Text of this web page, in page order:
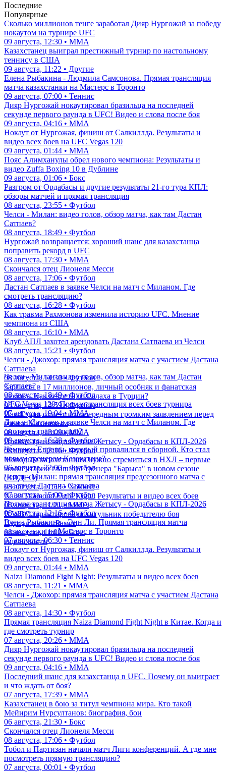
Последние
Популярные
Сколько миллионов тенге заработал Дияр Нургожай за победу
нокаутом на турнире UFC
09 августа, 12:30 • ММА
Казахстанец выиграл престижный турнир по настольному
теннису в США
09 августа, 11:22 • Другие
Елена Рыбакина - Людмила Самсонова. Прямая трансляция
матча казахстанки на Мастерс в Торонто
09 августа, 07:00 • Теннис
Дияр Нургожай нокаутировал бразильца на последней
секунде первого раунда в UFC! Видео и слова после боя
09 августа, 04:16 • ММА
Нокаут от Нургожая, финиш от Салкиллда. Результаты и
видео всех боев на UFC Vegas 120
09 августа, 01:44 • ММА
Пояс Алимханулы обрел нового чемпиона: Результаты и
видео Zuffa Boxing 10 в Дублине
09 августа, 01:06 • Бокс
Разгром от Ордабасы и другие результаты 21-го тура КПЛ:
обзоры матчей и прямая трансляция
08 августа, 23:55 • Футбол
Челси - Милан: видео голов, обзор матча, как там Дастан
Сатпаев?
08 августа, 18:49 • Футбол
Нургожай возвращается: хороший шанс для казахстанца
поправить рекорд в UFC
08 августа, 17:30 • ММА
Скончался отец Лионеля Месси
08 августа, 17:06 • Футбол
Дастан Сатпаев в заявке Челси на матч с Миланом. Где
смотреть трансляцию?
08 августа, 16:28 • Футбол
Как травма Рахмонова изменила историю UFC. Мнение
чемпиона из США
08 августа, 16:10 • ММА
Клуб АПЛ захотел арендовать Дастана Сатпаева из Челси
08 августа, 15:21 • Футбол
Челси - Джохор: прямая трансляция матча с участием Дастана
Сатпаева
08 августа, 14:30 • Футбол
Зарплата в 17 миллионов, личный особняк и фанатская
любовь. Как встретили Салаха в Турции?
08 августа, 13:59 • Футбол
Иан Гэрри отметился очередным громким заявлением перед
боем с Махачевым
08 августа, 13:09 • ММА
Прямая трансляция матча Жетысу - Ордабасы в КПЛ-2026
08 августа, 12:16 • Футбол
Молодым казахстанцам нужно стремиться в НХЛ – первые
комментарии главного тренера "Барыса" в новом сезоне
(ВИДЕО)
08 августа, 11:53 • Хоккей
Naiza Diamond Fight Night: Результаты и видео всех боев
08 августа, 11:21 • ММА
В WBC гарантировали титульник победителю боя
Нурсултанов - Рамос
08 августа, 11:08 • Бокс
еще новости
Челси - Милан: видео голов, обзор матча, как там Дастан
Сатпаев?
08 августа, 18:49 • Футбол
UFC Vegas 120: Прямая трансляция всех боев турнира
07 августа, 19:04 • ММА
Дастан Сатпаев в заявке Челси на матч с Миланом. Где
смотреть трансляцию?
08 августа, 16:28 • Футбол
Чемпион Европы, который провалился в сборной. Кто стал
новым тренером Казахстана?
06 августа, 22:00 • Футбол
Челси - Милан: прямая трансляция предсезонного матча с
участием Дастана Сатпаева
07 августа, 15:00 • Футбол
Прямая трансляция матча Жетысу - Ордабасы в КПЛ-2026
08 августа, 12:16 • Футбол
Елена Рыбакина - Энн Ли. Прямая трансляция матча
казахстанки на Мастерс в Торонто
07 августа, 06:30 • Теннис
Нокаут от Нургожая, финиш от Салкиллда. Результаты и
видео всех боев на UFC Vegas 120
09 августа, 01:44 • ММА
Naiza Diamond Fight Night: Результаты и видео всех боев
08 августа, 11:21 • ММА
Челси - Джохор: прямая трансляция матча с участием Дастана
Сатпаева
08 августа, 14:30 • Футбол
Прямая трансляция Naiza Diamond Fight Night в Китае. Когда и
где смотреть турнир
07 августа, 20:26 • ММА
Дияр Нургожай нокаутировал бразильца на последней
секунде первого раунда в UFC! Видео и слова после боя
09 августа, 04:16 • ММА
Последний шанс для казахстанца в UFC. Почему он выиграет
и что ждать от боя?
07 августа, 17:39 • ММА
Казахстанец в бою за титул чемпиона мира. Кто такой
Мейирим Нурсултанов: биография, бои
06 августа, 21:30 • Бокс
Скончался отец Лионеля Месси
08 августа, 17:06 • Футбол
Тобол и Партизан начали матч Лиги конференций. А где мне
посмотреть прямую трансляцию?
07 августа, 00:01 • Футбол